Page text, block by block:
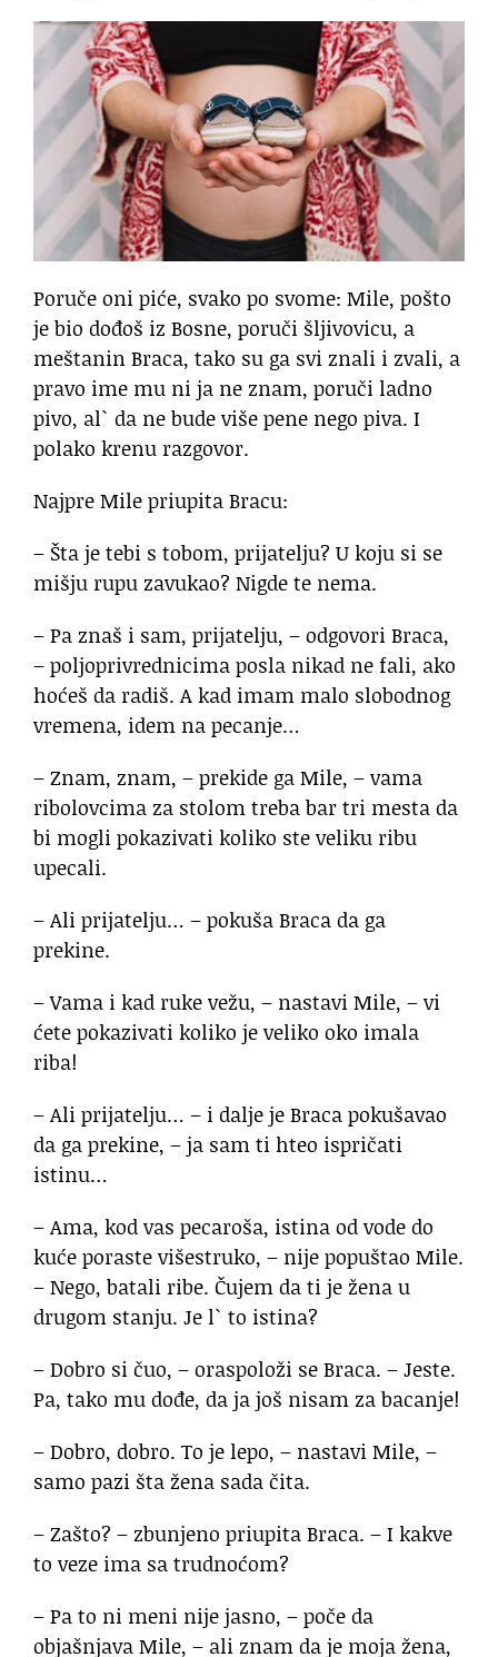
Poruče oni piće, svako po svome: Mile, pošto
je bio dođoš iz Bosne, poruči šljivovicu, a
meštanin Braca, tako su ga svi znali i zvali, a
pravo ime mu ni ja ne znam, poruči ladno
pivo, al` da ne bude više pene nego piva. I
polako krenu razgovor.
Najpre Mile priupita Bracu:
– Šta je tebi s tobom, prijatelju? U koju si se
mišju rupu zavukao? Nigde te nema.
– Pa znaš i sam, prijatelju, – odgovori Braca,
– poljoprivrednicima posla nikad ne fali, ako
hoćeš da radiš. A kad imam malo slobodnog
vremena, idem na pecanje…
– Znam, znam, – prekide ga Mile, – vama
ribolovcima za stolom treba bar tri mesta da
bi mogli pokazivati koliko ste veliku ribu
upecali.
– Ali prijatelju… – pokuša Braca da ga
prekine.
– Vama i kad ruke vežu, – nastavi Mile, – vi
ćete pokazivati koliko je veliko oko imala
riba!
– Ali prijatelju… – i dalje je Braca pokušavao
da ga prekine, – ja sam ti hteo ispričati
istinu…
– Ama, kod vas pecaroša, istina od vode do
kuće poraste višestruko, – nije popuštao Mile.
– Nego, batali ribe. Čujem da ti je žena u
drugom stanju. Je l` to istina?
– Dobro si čuo, – oraspoloži se Braca. – Jeste.
Pa, tako mu dođe, da ja još nisam za bacanje!
– Dobro, dobro. To je lepo, – nastavi Mile, –
samo pazi šta žena sada čita.
– Zašto? – zbunjeno priupita Braca. – I kakve
to veze ima sa trudnoćom?
– Pa to ni meni nije jasno, – poče da
objašnjava Mile, – ali znam da je moja žena,